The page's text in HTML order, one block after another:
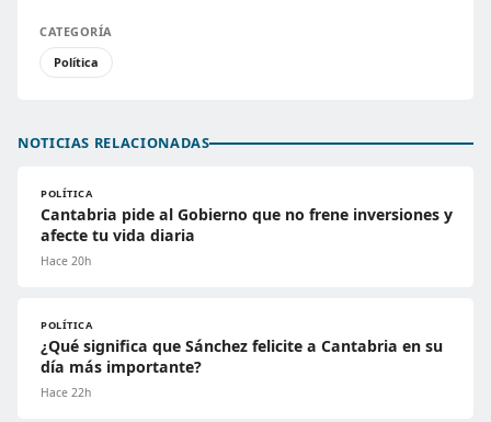
CATEGORÍA
Política
NOTICIAS RELACIONADAS
POLÍTICA
Cantabria pide al Gobierno que no frene inversiones y
afecte tu vida diaria
Hace 20h
POLÍTICA
¿Qué significa que Sánchez felicite a Cantabria en su
día más importante?
Hace 22h